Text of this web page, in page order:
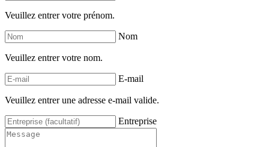
Veuillez entrer votre prénom.
Nom
Veuillez entrer votre nom.
E-mail
Veuillez entrer une adresse e-mail valide.
Entreprise